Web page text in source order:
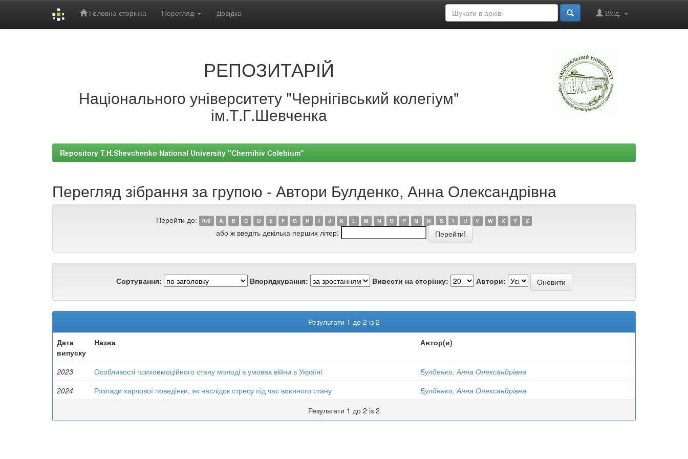
Головна сторінка Перегляд Довідка Вхід:
РЕПОЗИТАРІЙ
Національного університету "Чернігівський колегіум"
ім.Т.Г.Шевченка
Repository T.H.Shevchenko National University "Chernihiv Colehium"
Перегляд зібрання за групою - Автори Булденко, Анна Олександрівна
Перейти до: 0-9 A B C D E F G H I J K L M N O P Q R S T U V W X Y Z
або ж введіть декілька перших літер:
Сортування: Впорядкування: Вивести на сторінку: Автори:
Результати 1 до 2 із 2
Дата
випуску
Назва Автор(и)
2023 Особливості психоемоційного стану молоді в умовах війни в Україні
Булденко, Анна Олександрівна
2024
Розлади харчової поведінки, як наслідок стресу під час воєнного стану
Булденко, Анна Олександрівна
Результати 1 до 2 із 2